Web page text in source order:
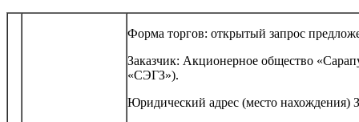
Форма торгов: открытый запрос
Заказчик: Акционерное общество
«СЭГЗ»).
Юридический адрес (место нахождения)